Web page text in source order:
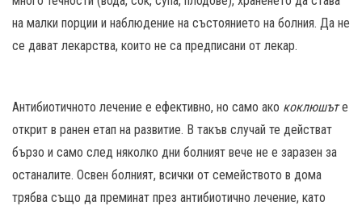
на малки порции и наблюдение на състоянието на болния. Да не
се дават лекарства, които не са предписани от лекар.
Антибиотичното лечение е ефективно, но само ако коклюшъте
открит в ранен етап на развитие. В такъв случай те действат
бързо и само след няколко дни болният вече не е заразен за
останалите. Освен болният, всички от семейството в дома
трябва също да преминат през антибиотично лечение, като